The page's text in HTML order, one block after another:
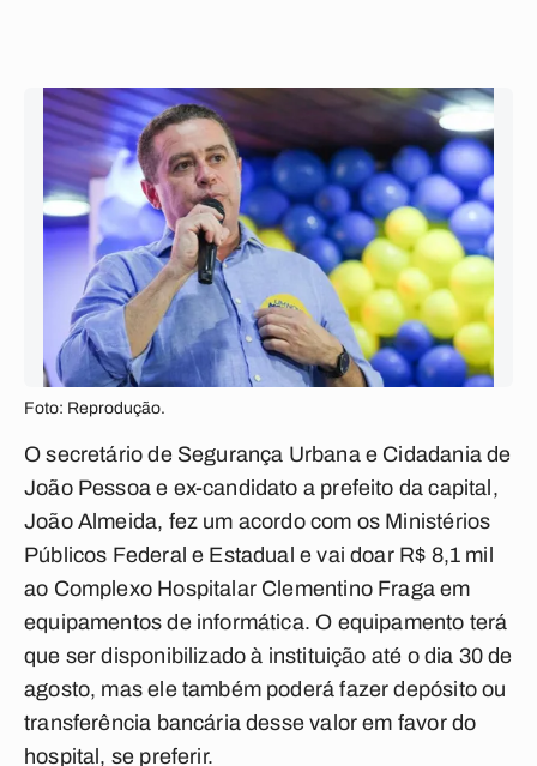
Foto: Reprodução.
O secretário de Segurança Urbana e Cidadania de
João Pessoa e ex-candidato a prefeito da capital,
João Almeida, fez um acordo com os Ministérios
Públicos Federal e Estadual e vai doar R$ 8,1 mil
ao Complexo Hospitalar Clementino Fraga em
equipamentos de informática. O equipamento terá
que ser disponibilizado à instituição até o dia 30 de
agosto, mas ele também poderá fazer depósito ou
transferência bancária desse valor em favor do
hospital, se preferir.